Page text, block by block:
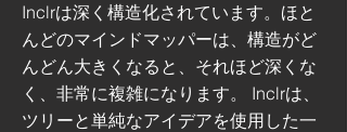
Inclrは深く構造化されています。ほと
んどのマインドマッパーは、構造がど
んどん大きくなると、それほど深くな
く、非常に複雑になります。 Inclrは、
ツリーと単純なアイデアを使用した一